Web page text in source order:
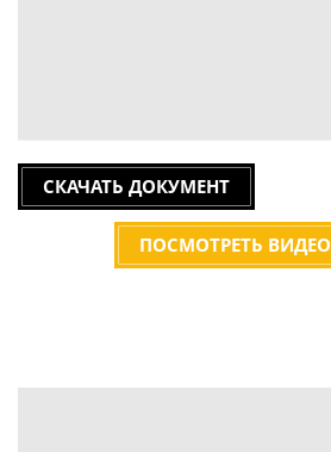
СКАЧАТЬ ДОКУМЕНТ
ПОСМОТРЕТЬ ВИДЕО